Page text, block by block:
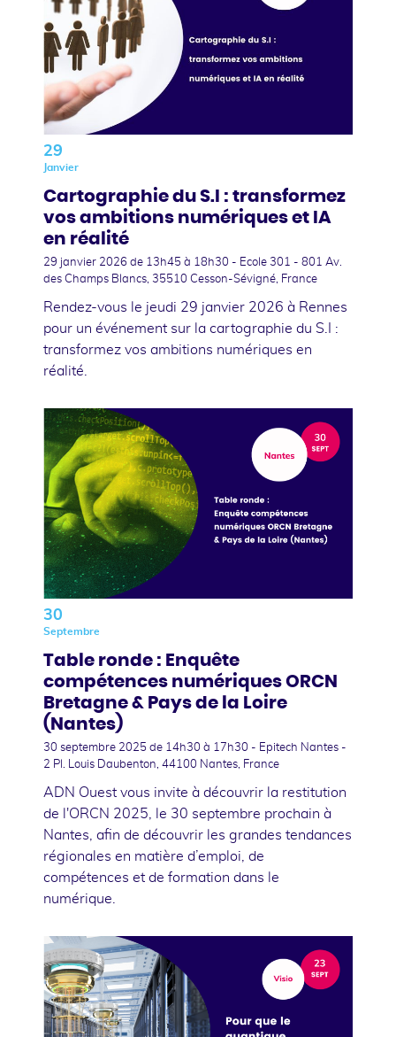
29
Janvier
Cartographie du S.I : transformez
vos ambitions numériques et IA
en réalité
29 janvier 2026 de 13h45 à 18h30 - Ecole 301 - 801 Av.
des Champs Blancs, 35510 Cesson-Sévigné, France
Rendez-vous le jeudi 29 janvier 2026 à Rennes
pour un événement sur la cartographie du S.I :
transformez vos ambitions numériques en
réalité.
30
Septembre
Table ronde : Enquête
compétences numériques ORCN
Bretagne & Pays de la Loire
(Nantes)
30 septembre 2025 de 14h30 à 17h30 - Epitech Nantes -
2 Pl. Louis Daubenton, 44100 Nantes, France
ADN Ouest vous invite à découvrir la restitution
de l'ORCN 2025, le 30 septembre prochain à
Nantes, afin de découvrir les grandes tendances
régionales en matière d’emploi, de
compétences et de formation dans le
numérique.